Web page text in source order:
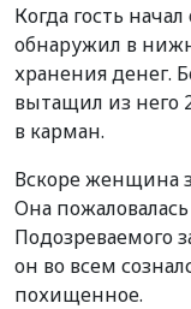
Когда гость
обнаружил в
хранения денег.
вытащил из него
в карман.
Вскоре женщина
Она
Подозреваемого
он во всем
похищенное.